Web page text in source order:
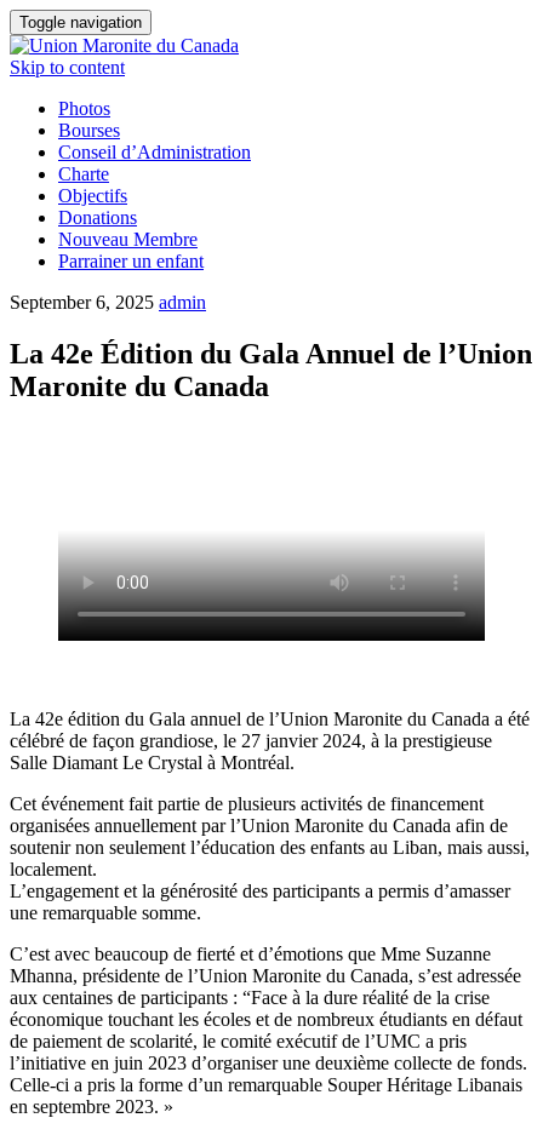
Toggle navigation
Skip to content
Photos
Bourses
Conseil d’Administration
Charte
Objectifs
Donations
Nouveau Membre
Parrainer un enfant
September 6, 2025 admin
La 42e Édition du Gala Annuel de l’Union
Maronite du Canada
La 42e édition du Gala annuel de l’Union Maronite du Canada a été
célébré de façon grandiose, le 27 janvier 2024, à la prestigieuse
Salle Diamant Le Crystal à Montréal.
Cet événement fait partie de plusieurs activités de financement
organisées annuellement par l’Union Maronite du Canada afin de
soutenir non seulement l’éducation des enfants au Liban, mais aussi,
localement.
L’engagement et la générosité des participants a permis d’amasser
une remarquable somme.
C’est avec beaucoup de fierté et d’émotions que Mme Suzanne
Mhanna, présidente de l’Union Maronite du Canada, s’est adressée
aux centaines de participants : “Face à la dure réalité de la crise
économique touchant les écoles et de nombreux étudiants en défaut
de paiement de scolarité, le comité exécutif de l’UMC a pris
l’initiative en juin 2023 d’organiser une deuxième collecte de fonds.
Celle-ci a pris la forme d’un remarquable Souper Héritage Libanais
en septembre 2023. »